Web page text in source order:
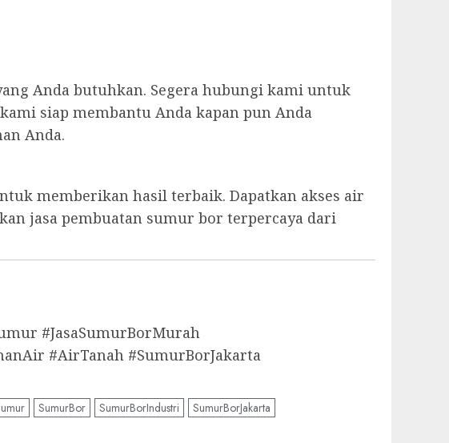
Anda butuhkan. Segera hubungi kami untuk
siap membantu Anda kapan pun Anda
Anda.
memberikan hasil terbaik. Dapatkan akses air
jasa pembuatan sumur bor terpercaya dari
#JasaSumurBorMurah
#AirTanah #SumurBorJakarta
SumurBor SumurBorIndustri
SumurBorJakarta